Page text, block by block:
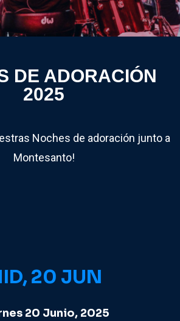
DE ADORACIÓN
2025
Noches de adoración junto a
Montesanto!
20 JUN
20 Junio, 2025